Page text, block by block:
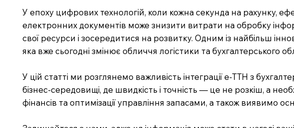
У епоху цифрових технологій, коли кожна секунда на рахунку,
електронних документів може знизити витрати на обробку
свої ресурси і зосередитися на розвитку. Одним із найбільш
яка вже сьогодні змінює обличчя логістики та бухгалтерського
У цій статті ми розглянемо важливість інтеграції е-ТТН з
бізнес-середовищі, де швидкість і точність — це не розкіш, а
фінансів та оптимізації управління запасами, а також виявимо